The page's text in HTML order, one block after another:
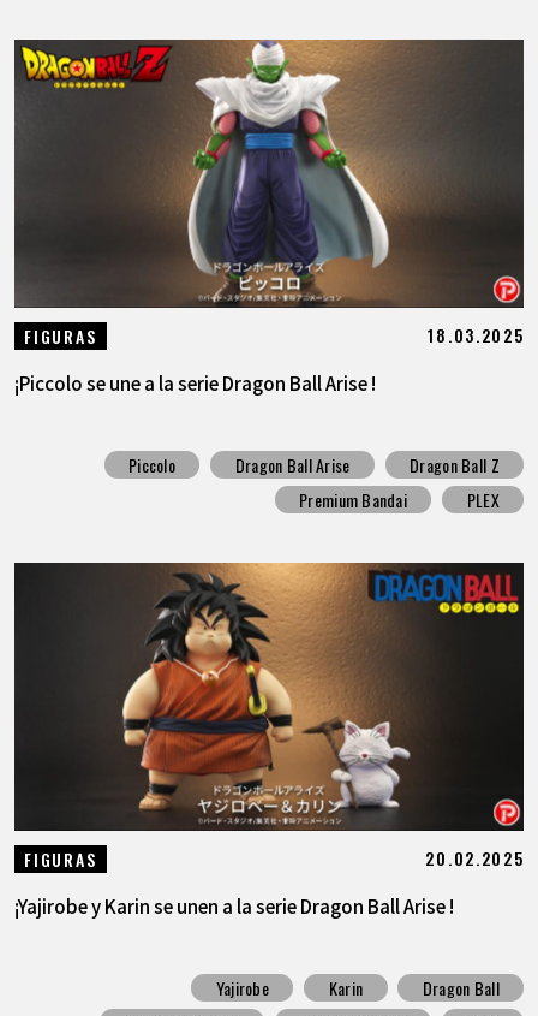
FIGURAS 18.03.2025
¡Piccolo se une a la serie Dragon Ball Arise !
Piccolo Dragon Ball Arise
Dragon Ball Z
Premium Bandai
PLEX
FIGURAS 20.02.2025
¡Yajirobe y Karin se unen a la serie Dragon Ball Arise !
Yajirobe Karin
Dragon Ball